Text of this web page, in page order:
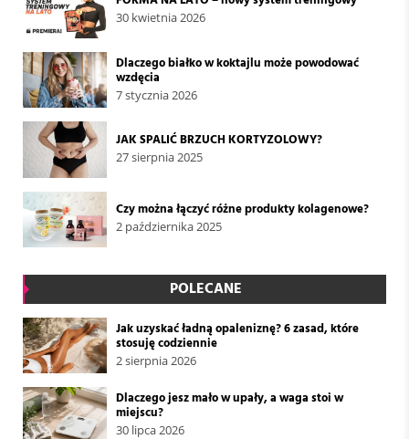
30 kwietnia 2026
Dlaczego białko w koktajlu może powodować
wzdęcia
7 stycznia 2026
JAK SPALIĆ BRZUCH KORTYZOLOWY?
27 sierpnia 2025
Czy można łączyć różne produkty kolagenowe?
2 października 2025
POLECANE
Jak uzyskać ładną opaleniznę? 6 zasad, które
stosuję codziennie
2 sierpnia 2026
Dlaczego jesz mało w upały, a waga stoi w
miejscu?
30 lipca 2026